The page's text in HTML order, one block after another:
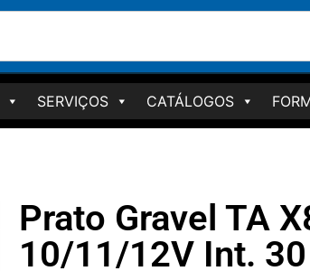
SERVIÇOS CATÁLOGOS
Prato Gravel TA
10/11/12V Int. 30